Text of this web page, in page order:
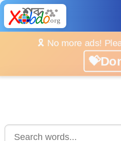
🎗️ No more ads!